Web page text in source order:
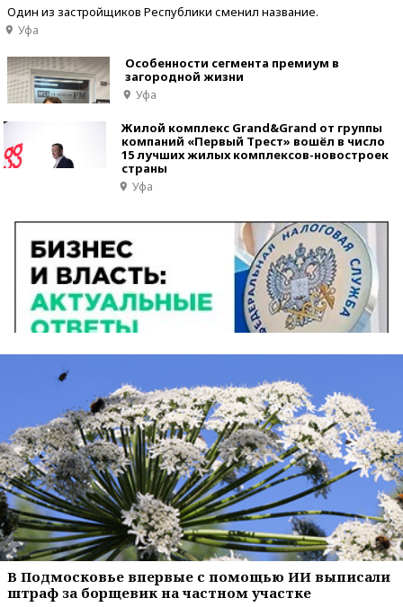
Один из застройщиков Республики сменил название.
Уфа
Особенности сегмента премиум в
загородной жизни
Уфа
Жилой комплекс Grand&Grand от группы
компаний «Первый Трест» вошёл в число
15 лучших жилых комплексов-новостроек
страны
Уфа
В Подмосковье впервые с помощью ИИ выписали
штраф за борщевик на частном участке